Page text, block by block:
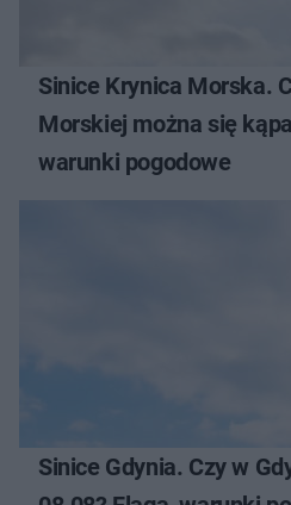
Sinice Krynica Morska.
Morskiej można się
warunki pogodowe
Sinice Gdynia. Czy w